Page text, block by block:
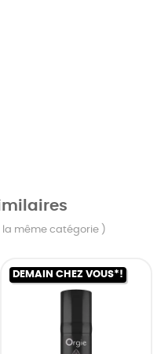
même catégorie )
DEMAIN CHEZ VOUS*!